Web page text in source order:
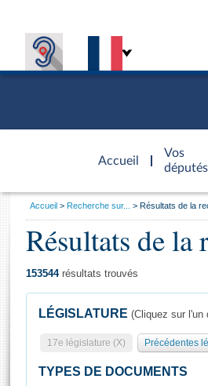
Accueil
d'accueil
Vos
députés
Présidence
Séance publique
Général
Rôle et pouvoirs de
Visiter l'Assemblée
Vous
Accueil Recherche sur... Résultats de la
Résultats de la
153544résultats trouvés
LÉGISLATURE (Cliquez sur l'un
17e législature (X) Précédentes
TYPES DE DOCUMENTS